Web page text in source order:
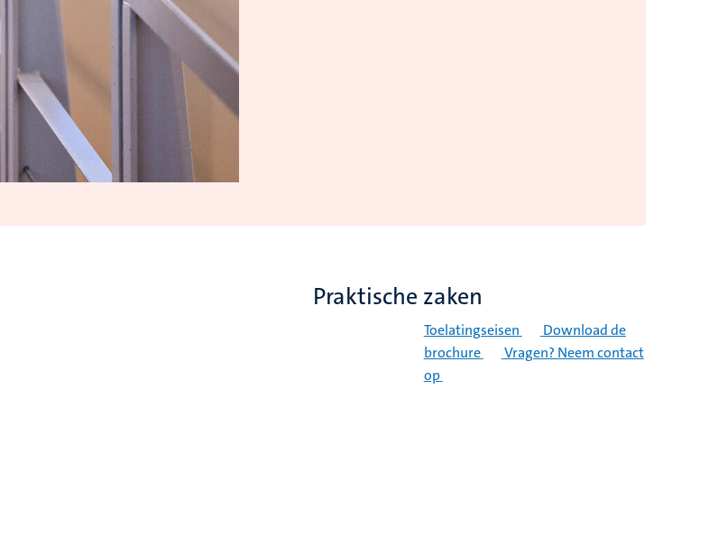
Praktische zaken
Toelatingseisen
Download de
brochure
Vragen? Neem contact
op